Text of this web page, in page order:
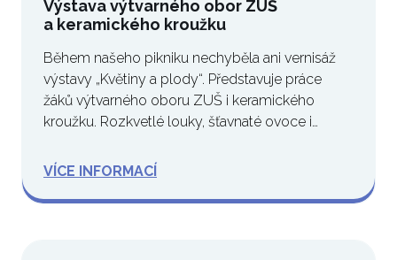
Výstava výtvarného obor ZUŠ
a keramického kroužku
Během našeho pikniku nechyběla ani vernisáž
výstavy „Květiny a plody“. Představuje práce
žáků výtvarného oboru ZUŠ i keramického
kroužku. Rozkvetlé louky, šťavnaté ovoce i…
VÍCE INFORMACÍ